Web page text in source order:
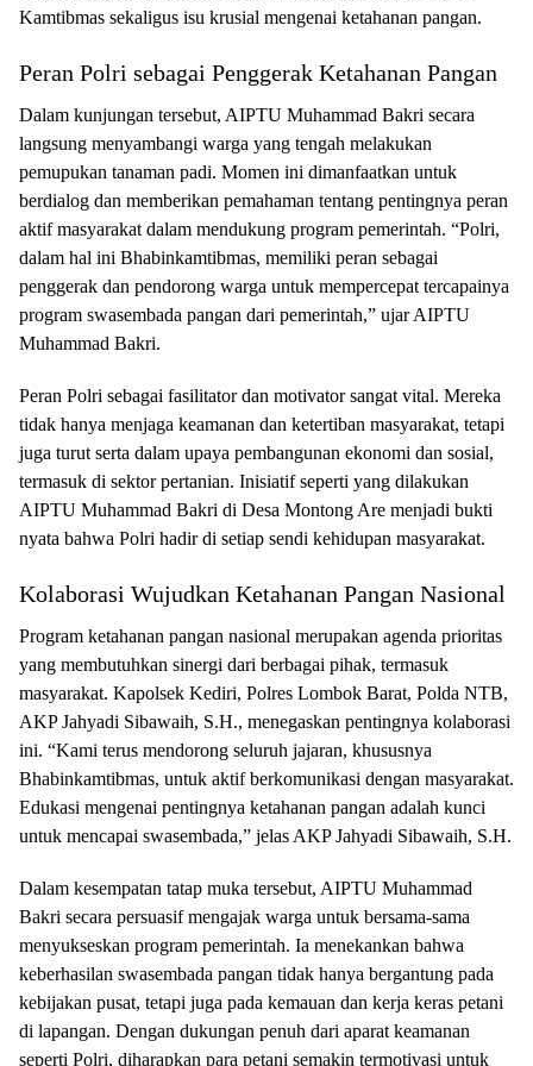
Kamtibmas sekaligus isu krusial mengenai ketahanan pangan.
Peran Polri sebagai Penggerak Ketahanan Pangan
Dalam kunjungan tersebut, AIPTU Muhammad Bakri secara
langsung menyambangi warga yang tengah melakukan
pemupukan tanaman padi. Momen ini dimanfaatkan untuk
berdialog dan memberikan pemahaman tentang pentingnya peran
aktif masyarakat dalam mendukung program pemerintah. “Polri,
dalam hal ini Bhabinkamtibmas, memiliki peran sebagai
penggerak dan pendorong warga untuk mempercepat tercapainya
program swasembada pangan dari pemerintah,” ujar AIPTU
Muhammad Bakri.
Peran Polri sebagai fasilitator dan motivator sangat vital. Mereka
tidak hanya menjaga keamanan dan ketertiban masyarakat, tetapi
juga turut serta dalam upaya pembangunan ekonomi dan sosial,
termasuk di sektor pertanian. Inisiatif seperti yang dilakukan
AIPTU Muhammad Bakri di Desa Montong Are menjadi bukti
nyata bahwa Polri hadir di setiap sendi kehidupan masyarakat.
Kolaborasi Wujudkan Ketahanan Pangan Nasional
Program ketahanan pangan nasional merupakan agenda prioritas
yang membutuhkan sinergi dari berbagai pihak, termasuk
masyarakat. Kapolsek Kediri, Polres Lombok Barat, Polda NTB,
AKP Jahyadi Sibawaih, S.H., menegaskan pentingnya kolaborasi
ini. “Kami terus mendorong seluruh jajaran, khususnya
Bhabinkamtibmas, untuk aktif berkomunikasi dengan masyarakat.
Edukasi mengenai pentingnya ketahanan pangan adalah kunci
untuk mencapai swasembada,” jelas AKP Jahyadi Sibawaih, S.H.
Dalam kesempatan tatap muka tersebut, AIPTU Muhammad
Bakri secara persuasif mengajak warga untuk bersama-sama
menyukseskan program pemerintah. Ia menekankan bahwa
keberhasilan swasembada pangan tidak hanya bergantung pada
kebijakan pusat, tetapi juga pada kemauan dan kerja keras petani
di lapangan. Dengan dukungan penuh dari aparat keamanan
seperti Polri, diharapkan para petani semakin termotivasi untuk